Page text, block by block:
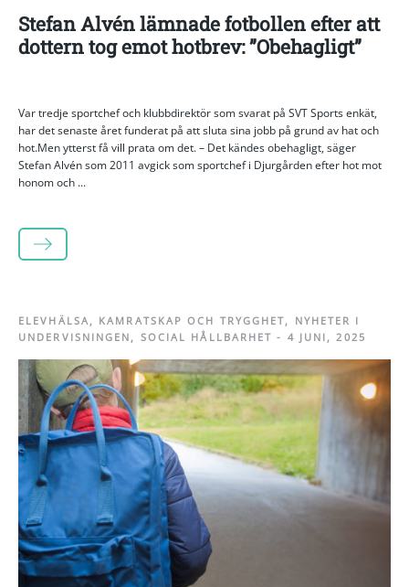
Stefan Alvén lämnade fotbollen efter att
dottern tog emot hotbrev: ”Obehagligt”
Var tredje sportchef och klubbdirektör som svarat på SVT Sports enkät,
har det senaste året funderat på att sluta sina jobb på grund av hat och
hot.Men ytterst få vill prata om det. – Det kändes obehagligt, säger
Stefan Alvén som 2011 avgick som sportchef i Djurgården efter hot mot
honom och ...
LÄS MER
ELEVHÄLSA , KAMRATSKAP OCH TRYGGHET, NYHETER I
UNDERVISNINGEN , SOCIAL HÅLLBARHET - 4 JUNI, 2025